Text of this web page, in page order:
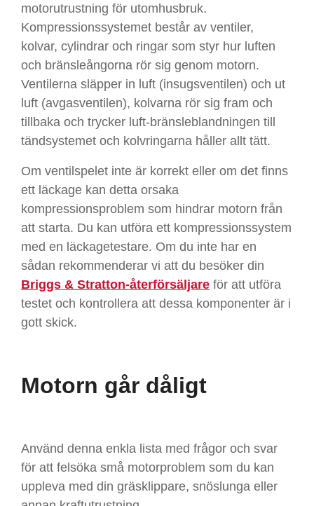
motorutrustning för utomhusbruk.
Kompressionssystemet består av ventiler,
kolvar, cylindrar och ringar som styr hur luften
och bränsleångorna rör sig genom motorn.
Ventilerna släpper in luft (insugsventilen) och ut
luft (avgasventilen), kolvarna rör sig fram och
tillbaka och trycker luft-bränsleblandningen till
tändsystemet och kolvringarna håller allt tätt.
Om ventilspelet inte är korrekt eller om det finns
ett läckage kan detta orsaka
kompressionsproblem som hindrar motorn från
att starta. Du kan utföra ett kompressionssystem
med en läckagetestare. Om du inte har en
sådan rekommenderar vi att du besöker din
Briggs & Stratton-återförsäljare för att utföra
testet och kontrollera att dessa komponenter är i
gott skick.
Motorn går dåligt
Använd denna enkla lista med frågor och svar
för att felsöka små motorproblem som du kan
uppleva med din gräsklippare, snöslunga eller